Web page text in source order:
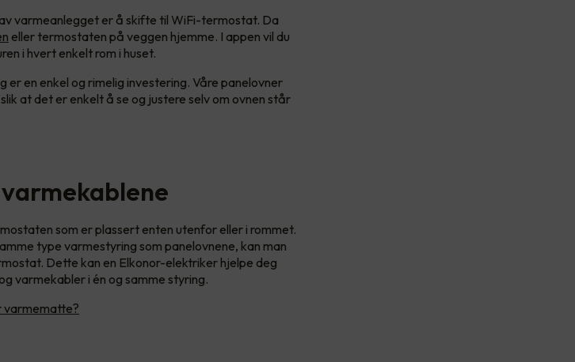
varmeanlegget er å skifte til WiFi-termostat. Da
eller termostaten på veggen hjemme. I appen vil du
i hvert enkelt rom i huset.
er en enkel og rimelig investering. Våre panelovner
at det er enkelt å se og justere selv om ovnen står
som er plassert enten utenfor eller i rommet.
type varmestyring som panelovnene, kan man
Dette kan en Elkonor-elektriker hjelpe deg
varmekabler i én og samme styring.
varmematte?